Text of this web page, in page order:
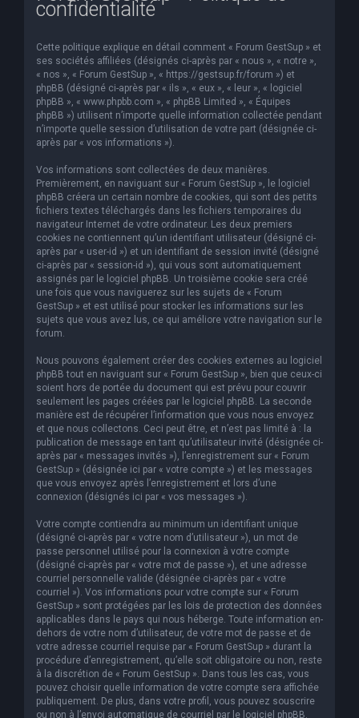
confidentialité
Cette politique explique en détail comment « Forum GestSup » et
ses sociétés affiliées (désignés ci-après par « nous », « notre »,
« nos », « Forum GestSup », « https://gestsup.fr/forum ») et
phpBB (désigné ci-après par « ils », « eux », « leur », « logiciel
phpBB », « www.phpbb.com », « phpBB Limited », « Équipes
phpBB ») utilisent n’importe quelle information collectée pendant
n’importe quelle session d’utilisation de votre part (désignée ci-
après par « vos informations »).
Vos informations sont collectées de deux manières.
Premièrement, en naviguant sur « Forum GestSup », le logiciel
phpBB créera un certain nombre de cookies, qui sont des petits
fichiers textes téléchargés dans les fichiers temporaires du
navigateur Internet de votre ordinateur. Les deux premiers
cookies ne contiennent qu’un identifiant utilisateur (désigné ci-
après par « user-id ») et un identifiant de session invité (désigné
ci-après par « session-id »), qui vous sont automatiquement
assignés par le logiciel phpBB. Un troisième cookie sera créé
une fois que vous naviguerez sur les sujets de « Forum
GestSup » et est utilisé pour stocker les informations sur les
sujets que vous avez lus, ce qui améliore votre navigation sur le
forum.
Nous pouvons également créer des cookies externes au logiciel
phpBB tout en naviguant sur « Forum GestSup », bien que ceux-ci
soient hors de portée du document qui est prévu pour couvrir
seulement les pages créées par le logiciel phpBB. La seconde
manière est de récupérer l’information que vous nous envoyez
et que nous collectons. Ceci peut être, et n’est pas limité à : la
publication de message en tant qu’utilisateur invité (désignée ci-
après par « messages invités »), l’enregistrement sur « Forum
GestSup » (désignée ici par « votre compte ») et les messages
que vous envoyez après l’enregistrement et lors d’une
connexion (désignés ici par « vos messages »).
Votre compte contiendra au minimum un identifiant unique
(désigné ci-après par « votre nom d’utilisateur »), un mot de
passe personnel utilisé pour la connexion à votre compte
(désigné ci-après par « votre mot de passe »), et une adresse
courriel personnelle valide (désignée ci-après par « votre
courriel »). Vos informations pour votre compte sur « Forum
GestSup » sont protégées par les lois de protection des données
applicables dans le pays qui nous héberge. Toute information en-
dehors de votre nom d’utilisateur, de votre mot de passe et de
votre adresse courriel requise par « Forum GestSup » durant la
procédure d’enregistrement, qu’elle soit obligatoire ou non, reste
à la discrétion de « Forum GestSup ». Dans tous les cas, vous
pouvez choisir quelle information de votre compte sera affichée
publiquement. De plus, dans votre profil, vous pouvez souscrire
ou non à l’envoi automatique de courriel par le logiciel phpBB.